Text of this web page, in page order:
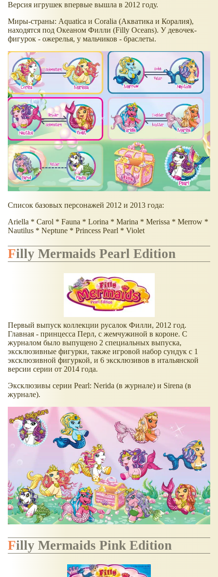
Версия игрушек впервые вышла в 2012 году.
Миры-страны: Aquatica и Coralia (Акватика и Коралия),
находятся под Океаном Филли (Filly Oceans). У девочек-
фигурок - ожерелья, у мальчиков - браслеты.
Список базовых персонажей 2012 и 2013 года:
Ariella * Carol * Fauna * Lorina * Marina * Merissa * Merrow *
Nautilus * Neptune * Princess Pearl * Violet
Filly Mermaids Pearl Edition
Первый выпуск коллекции русалок Филли, 2012 год.
Главная - принцесса Перл, с жемчужиной в короне. С
журналом было выпущено 2 специальных выпуска,
эксклюзивные фигурки, также игровой набор сундук с 1
эксклюзивной фигуркой, и 6 эксклюзивов в итальянской
версии серии от 2014 года.
Эксклюзивы серии Pearl: Nerida (в журнале) и Sirena (в
журнале).
Filly Mermaids Pink Edition